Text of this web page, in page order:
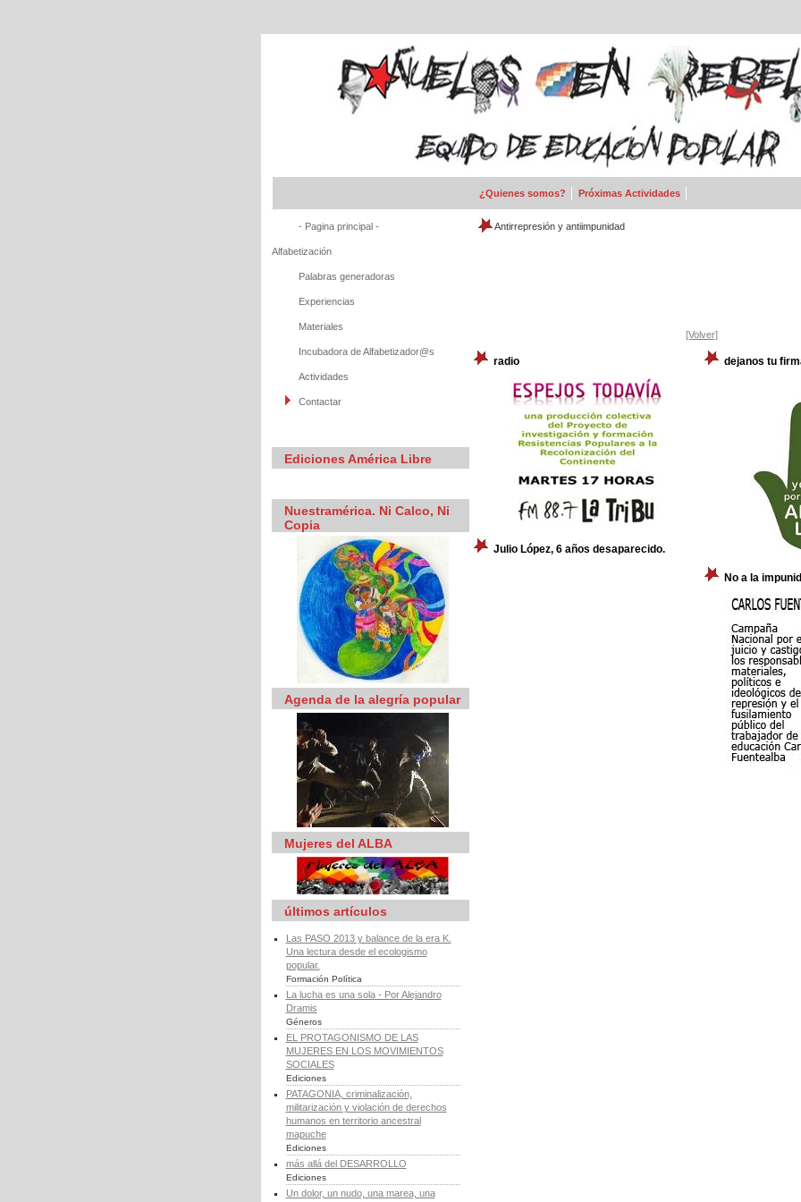
¿Quienes somos? Próximas Actividades
- Pagina principal -
Alfabetización
Palabras generadoras
Experiencias
Materiales
Incubadora de Alfabetizador@s
Actividades
Contactar
Ediciones América Libre
Nuestramérica. Ni Calco, Ni
Copia
Agenda de la alegría popular
Mujeres del ALBA
últimos artículos
Las PASO 2013 y balance de la era K.
Una lectura desde el ecologismo
popular.
Formación Política
La lucha es una sola - Por Alejandro
Dramis
Géneros
EL PROTAGONISMO DE LAS
MUJERES EN LOS MOVIMIENTOS
SOCIALES
Ediciones
PATAGONIA, criminalización,
militarización y violación de derechos
humanos en territorio ancestral
mapuche
Ediciones
más allá del DESARROLLO
Ediciones
Un dolor, un nudo, una marea, una
Antirrepresión y antiimpunidad
[Volver]
radio
Julio López, 6 años desaparecido.
dejanos tu
No a la